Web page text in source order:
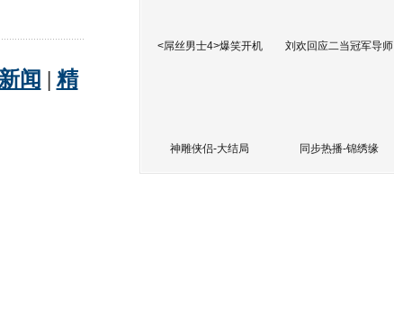
<屌丝男士4>爆笑开机 刘欢回应二当冠军导师
神雕侠侣-大结局 同步热播-锦绣缘